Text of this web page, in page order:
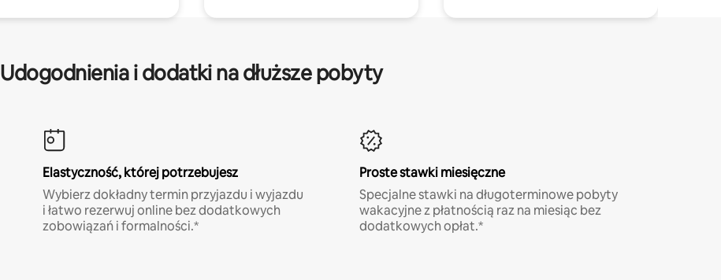
Udogodnienia i dodatki na dłuższe pobyty
Elastyczność, której potrzebujesz
Wybierz dokładny termin przyjazdu i wyjazdu
i łatwo rezerwuj online bez dodatkowych
zobowiązań i formalności.*
Proste stawki miesięczne
Specjalne stawki na długoterminowe pobyty
wakacyjne z płatnością raz na miesiąc bez
dodatkowych opłat.*